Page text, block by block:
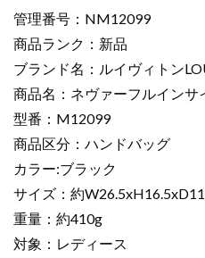
管理番号：NM12099
商品ランク：新品
ブランド名：ルイヴィトン
商品名：ネヴァーフルインサ
型番：M12099
商品区分：ハンドバッグ
カラー:ブラック
サイズ：約
重量：約410g
対象：レディース